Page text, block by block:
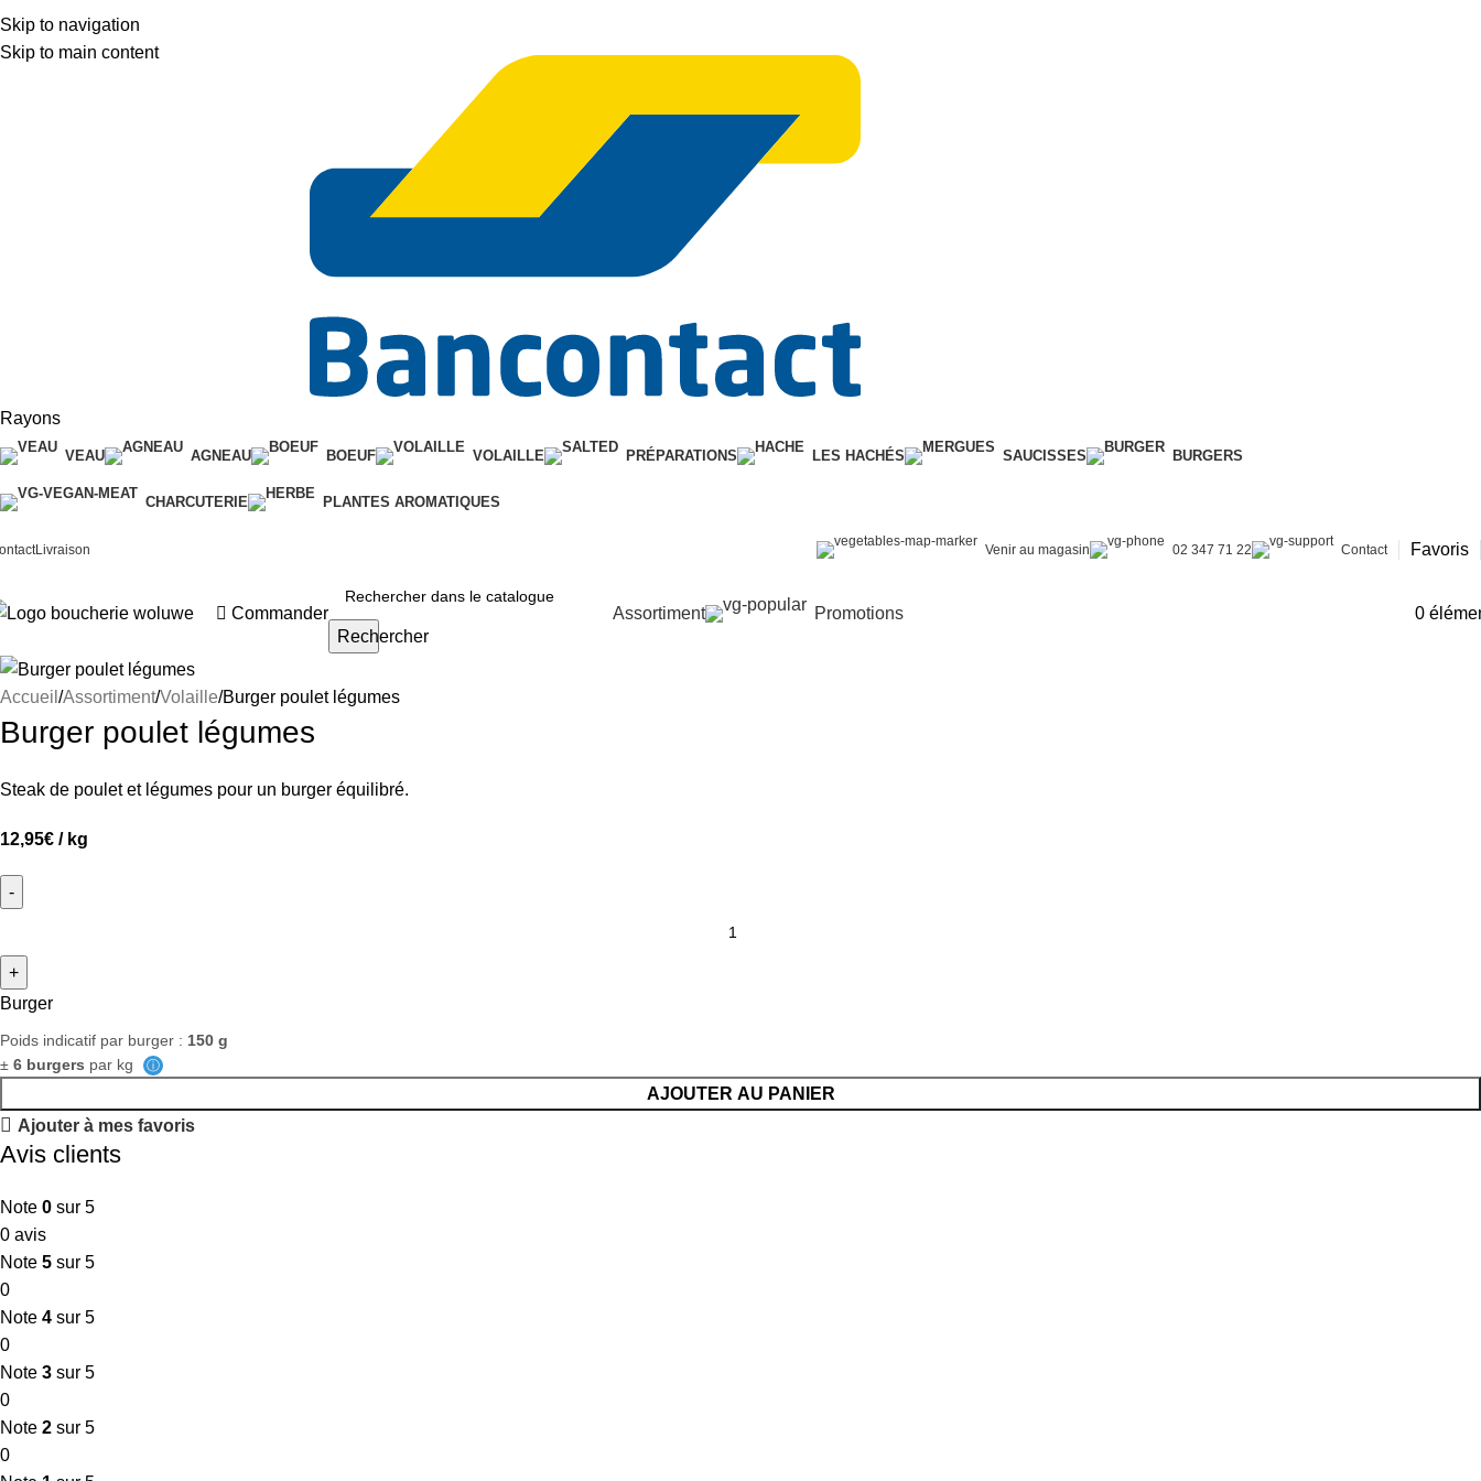
Skip to navigation
Skip to main content
Rayons
VEAU AGNEAU BOEUF VOLAILLE PRÉPARATIONS LES HACHÉS SAUCISSES BURGERS
CHARCUTERIE PLANTES AROMATIQUES
Livraison Venir au magasin 02 347 71 22 Contact Favoris
Commander
Rechercher
Assortiment Promotions 0
Accueil Assortiment Volaille Burger poulet légumes
Burger poulet légumes
Steak de poulet et légumes pour un burger équilibré.
12,95€ / kg
Burger
Poids indicatif par burger : 150 g
± 6 burgers par kg ⓘ
AJOUTER AU PANIER
Ajouter à mes favoris
Avis clients
Note 0 sur 5
0 avis
Note 5 sur 5
0
Note 4 sur 5
0
Note 3 sur 5
0
Note 2 sur 5
0